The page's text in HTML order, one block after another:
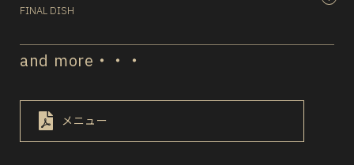
FINAL DISH
and more・・・
メニュー